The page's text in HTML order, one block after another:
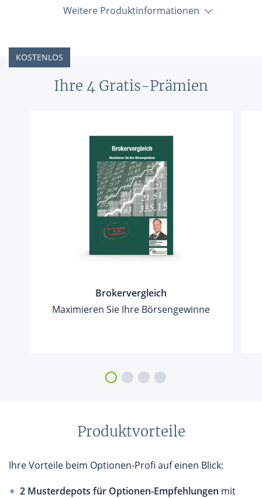
Weitere Produktinformationen
KOSTENLOS
Ihre 4 Gratis-Prämien
Brokervergleich
Maximieren Sie Ihre Börsengewinne
Produktvorteile
Ihre Vorteile beim Optionen-Profi auf einen Blick:
2 Musterdepots für Optionen-Empfehlungen mit